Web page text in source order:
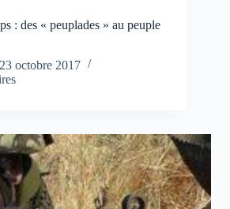
: des « peuplades » au peuple
23 octobre 2017